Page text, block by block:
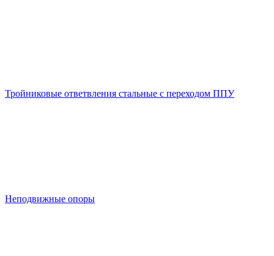
Тройниковые ответвления стальные с переходом ППУ
Неподвижные опоры